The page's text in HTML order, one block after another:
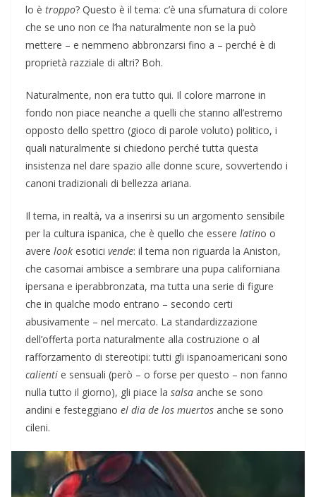
lo è troppo? Questo è il tema: c’è una sfumatura di colore
che se uno non ce l’ha naturalmente non se la può
mettere – e nemmeno abbronzarsi fino a – perché è di
proprietà razziale di altri? Boh.
Naturalmente, non era tutto qui. Il colore marrone in
fondo non piace neanche a quelli che stanno all’estremo
opposto dello spettro (gioco di parole voluto) politico, i
quali naturalmente si chiedono perché tutta questa
insistenza nel dare spazio alle donne scure, sovvertendo i
canoni tradizionali di bellezza ariana.
Il tema, in realtà, va a inserirsi su un argomento sensibile
per la cultura ispanica, che è quello che essere latino o
avere look esotici vende: il tema non riguarda la Aniston,
che casomai ambisce a sembrare una pupa californiana
ipersana e iperabbronzata, ma tutta una serie di figure
che in qualche modo entrano – secondo certi
abusivamente – nel mercato. La standardizzazione
dell’offerta porta naturalmente alla costruzione o al
rafforzamento di stereotipi: tutti gli ispanoamericani sono
calienti e sensuali (però – o forse per questo – non fanno
nulla tutto il giorno), gli piace la salsa anche se sono
andini e festeggiano el dia de los muertos anche se sono
cileni.